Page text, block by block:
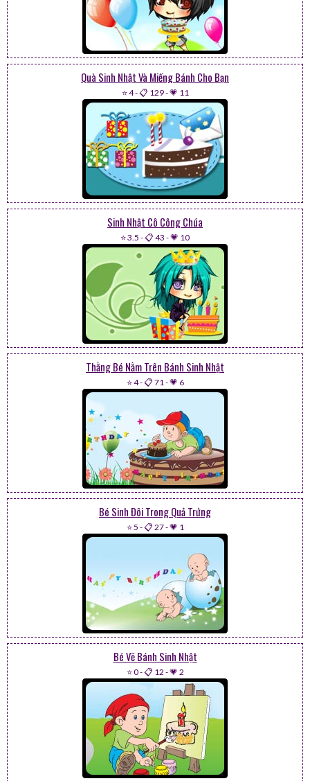
Quà Sinh Nhật Và Miếng Bánh Cho Bạn
⭐ 4-📋 129-💗 11
Sinh Nhật Cô Công Chúa
⭐ 3.5 -📋 43 -💗 10
Thằng Bé Nằm Trên Bánh Sinh Nhật
⭐ 4-📋 71-💗 6
Bé Sinh Đôi Trong Quả Trứng
⭐ 5 -📋 27-💗 1
Bé Vẽ Bánh Sinh Nhật
⭐ 0-📋 12 -💗 2